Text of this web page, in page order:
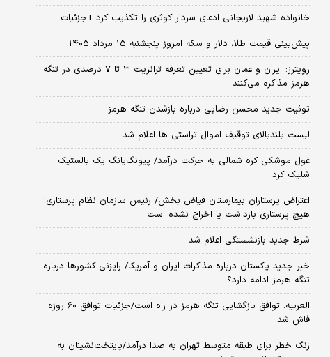
خانواده شهید لاریجانی ادعای سردار کوثری را تکذیب کرد +جزئیات
پیش‌بینی قیمت طلا، دلار و سکه امروز پنجشنبه ۱۵ مرداد ۱۴۰۵
رویترز: ایران و عمان برای تعیین تعرفه ترانزیت ۳ تا ۷ درصدی در تنگه
هرمز مذاکره می‌کنند
توئیت جدید محسن رضایی درباره بازشدن تنگه هرمز
لیست بلندبالای توقیف اموال تراستی ها اعلام شد
غول موشکی کره شمالی به حرکت درآمد/ پیونگ‌یانگ یک بالستیک
شلیک کرد
اعتراض پرستاران بیمارستان فیاض بخش/ رئیس سازمان نظام پرستاری:
هیچ پرستاری بازداشت یا اخراج نشده است
شرط جدید بازنشستگی اعلام شد
خبر جدید پاکستان درباره مذاکرات ایران و آمریکا/ رایزنی کشورها درباره
تنگه هرمز ادامه دارد؟
العربیه: توافق بازگشایی تنگه هرمز در راه است/جزئیات توافق ۶۰ روزه
فاش شد
زنگ خطر برای طبقه متوسط تهران به صدا درآمد/پایتخت‌نشینان به